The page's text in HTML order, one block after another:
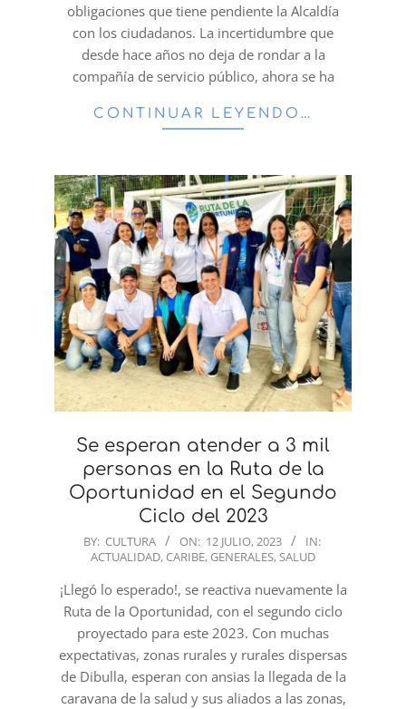
obligaciones que tiene pendiente la Alcaldía
con los ciudadanos. La incertidumbre que
desde hace años no deja de rondar a la
compañía de servicio público, ahora se ha
CONTINUAR LEYENDO…
Se esperan atender a 3 mil
personas en la Ruta de la
Oportunidad en el Segundo
Ciclo del 2023
2023-
12
BY: CULTURA ON: 12 JULIO, 2023
IN:
ACTUALIDAD, CARIBE, GENERALES,SALUD
¡Llegó lo esperado!, se reactiva nuevamente la
Ruta de la Oportunidad, con el segundo ciclo
proyectado para este 2023. Con muchas
expectativas, zonas rurales y rurales dispersas
de Dibulla, esperan con ansias la llegada de la
caravana de la salud y sus aliados a las zonas,